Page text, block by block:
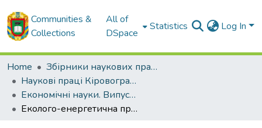
Communities &
Collections
All of
DSpace
Statistics Log In
Home
Збірники наукових праць ЦНТУ
Наукові праці Кіровоградського національного технічного університету. Економічні науки.
Економічні науки. Випуск 16. Частина 1. – 2009
Еколого-енергетична проблема світового господарства в контексті забезпечення сталого розвитку